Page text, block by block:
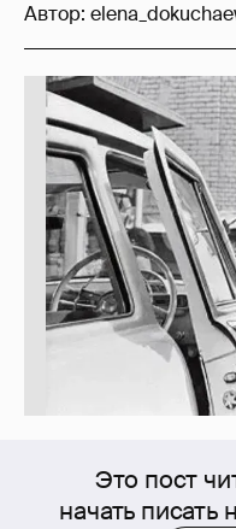
Это пост
начать
Автор: